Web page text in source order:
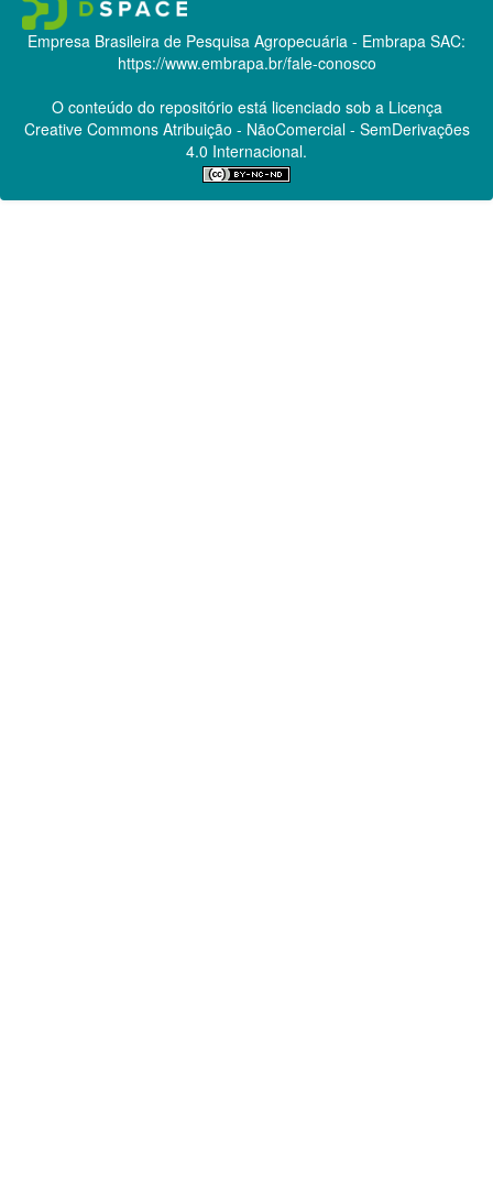
Empresa Brasileira de Pesquisa Agropecuária - Embrapa SAC:
https://www.embrapa.br/fale-conosco
O conteúdo do repositório está licenciado sob a Licença
Creative CommonsAtribuição - NãoComercial - SemDerivações
4.0 Internacional.